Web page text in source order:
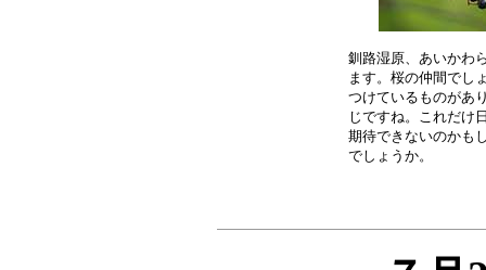
釧路湿原、あいかわ
ます。桜の仲間でし
つけているものがあ
じですね。これだけ
期待できないのかも